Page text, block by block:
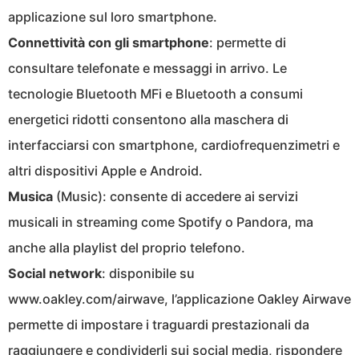
applicazione sul loro smartphone.
Connettività con gli smartphone: permette di
consultare telefonate e messaggi in arrivo. Le
tecnologie Bluetooth MFi e Bluetooth a consumi
energetici ridotti consentono alla maschera di
interfacciarsi con smartphone, cardiofrequenzimetri e
altri dispositivi Apple e Android.
Musica (Music): consente di accedere ai servizi
musicali in streaming come Spotify o Pandora, ma
anche alla playlist del proprio telefono.
Social network: disponibile su
www.oakley.com/airwave, l’applicazione Oakley Airwave
permette di impostare i traguardi prestazionali da
raggiungere e condividerli sui social media, rispondere